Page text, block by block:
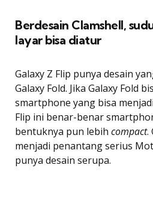
Berdesain Clamshell,
layar bisa diatur
Galaxy Z Flip punya desain
Galaxy Fold. Jika Galaxy Fold
smartphone yang bisa
Flip ini benar-benar
bentuknya pun lebih compact.
menjadi penantang serius
punya desain serupa.